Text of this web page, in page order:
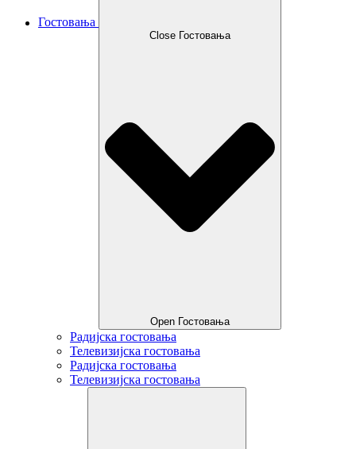
Гостовања
Close Гостовања
Open Гостовања
Радијска гостовања
Телевизијска гостовања
Радијска гостовања
Телевизијска гостовања